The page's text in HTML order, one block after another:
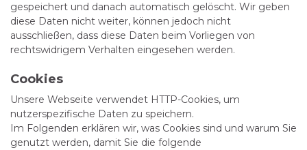
gespeichert und danach automatisch gelöscht. Wir geben
diese Daten nicht weiter, können jedoch nicht
ausschließen, dass diese Daten beim Vorliegen von
rechtswidrigem Verhalten eingesehen werden.
Cookies
Unsere Webseite verwendet HTTP-Cookies, um
nutzerspezifische Daten zu speichern.
Im Folgenden erklären wir, was Cookies sind und warum Sie
genutzt werden, damit Sie die folgende